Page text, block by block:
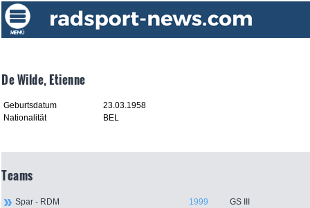
De Wilde, Etienne
Geburtsdatum
23.03.1958
Nationalität
BEL
Teams
Spar - RDM 1999
GS III